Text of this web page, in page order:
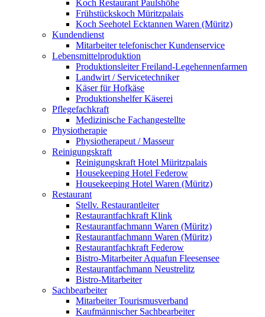
Koch Restaurant Paulshöhe
Frühstückskoch Müritzpalais
Koch Seehotel Ecktannen Waren (Müritz)
Kundendienst
Mitarbeiter telefonischer Kundenservice
Lebensmittelproduktion
Produktionsleiter Freiland-Legehennenfarmen
Landwirt / Servicetechniker
Käser für Hofkäse
Produktionshelfer Käserei
Pflegefachkraft
Medizinische Fachangestellte
Physiotherapie
Physiotherapeut / Masseur
Reinigungskraft
Reinigungskraft Hotel Müritzpalais
Housekeeping Hotel Federow
Housekeeping Hotel Waren (Müritz)
Restaurant
Stellv. Restaurantleiter
Restaurantfachkraft Klink
Restaurantfachmann Waren (Müritz)
Restaurantfachmann Waren (Müritz)
Restaurantfachkraft Federow
Bistro-Mitarbeiter Aquafun Fleesensee
Restaurantfachmann Neustrelitz
Bistro-Mitarbeiter
Sachbearbeiter
Mitarbeiter Tourismusverband
Kaufmännischer Sachbearbeiter